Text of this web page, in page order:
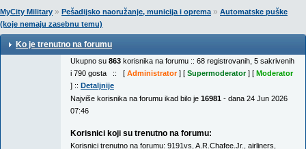
MyCity Military » Pešadijsko naoružanje, municija i oprema» Automatske puške
(koje nemaju zasebnu temu)
Ko je trenutno na forumu
Ukupno su 863 korisnika na forumu :: 68 registrovanih, 5 sakrivenih
i 790 gosta :: [ Administrator] [ Supermoderator] [ Moderator
] :: Detaljnije
Najviše korisnika na forumu ikad bilo je 16981 - dana 24 Jun 2026
07:46
Korisnici koji su trenutno na forumu:
Korisnici trenutno na forumu: 9191vs A.R.Chafee.Jr. airliners